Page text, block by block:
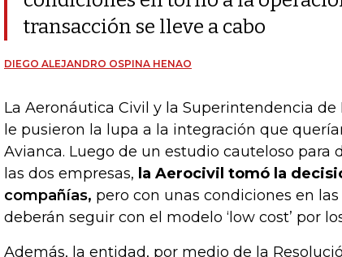
transacción se lleve a cabo
DIEGO ALEJANDRO OSPINA HENAO
La Aeronáutica Civil y la Superintendencia de
le pusieron la lupa a la integración que
Avianca. Luego de un estudio cauteloso para
las dos empresas, la Aerocivil tomó la
compañías, pero con unas condiciones en
deberán seguir con el modelo ‘low cost’ por
Además, la entidad, por medio de la